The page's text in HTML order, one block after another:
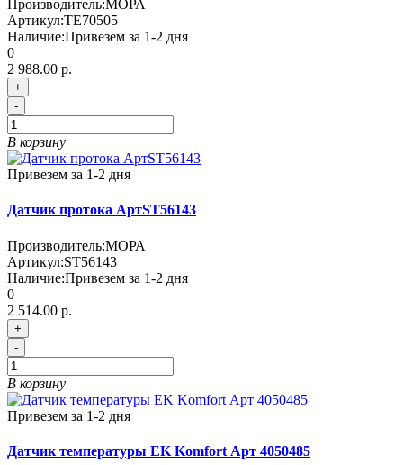
Производитель:МОРА
Артикул:TE70505
Наличие:Привезем за 1-2 дня
0
2 988.00 р.
+
-
В корзину
Привезем за 1-2 дня
Датчик протока АртST56143
Производитель:МОРА
Артикул:ST56143
Наличие:Привезем за 1-2 дня
0
2 514.00 р.
+
-
В корзину
Привезем за 1-2 дня
Датчик температуры EK Komfort Арт 4050485